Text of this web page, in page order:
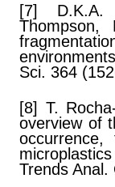
[7] D.K.A.
Thompson,
Sci. 364
[8] T.
overview of
Trends Anal.